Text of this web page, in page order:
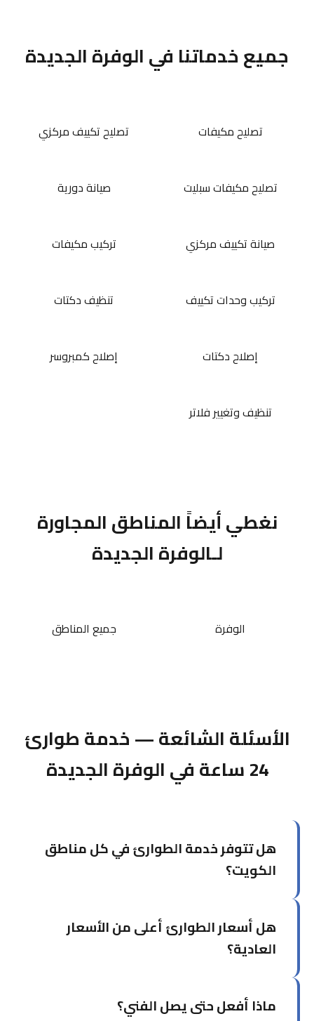
جميع خدماتنا في الوفرة الجديدة
تصليح مكيفات تصليح تكييف مركزي
تصليح مكيفات سبليت صيانة دورية
صيانة تكييف مركزي تركيب مكيفات
تركيب وحدات تكييف تنظيف دكتات
إصلاح دكتات إصلاح كمبروسر
تنظيف وتغيير فلاتر
نغطي أيضاً المناطق المجاورة
لـالوفرة الجديدة
الوفرة جميع المناطق
الأسئلة الشائعة — خدمة طوارئ
24 ساعة في الوفرة الجديدة
هل تتوفر خدمة الطوارئ في كل مناطق
الكويت؟
وقت الوصول حسب البُعد عن مركزنا في حولي، لكننا
نسعى دائماً للوصول في أقل وقت ممكن.
هل أسعار الطوارئ أعلى من الأسعار
العادية؟
يُخبرك الفني بالتكلفة قبل بدء العمل.
ماذا أفعل حتى يصل الفني؟